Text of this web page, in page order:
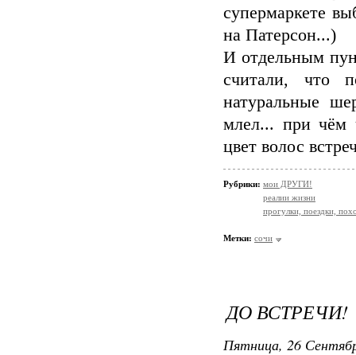
супермаркете
на Патерсон...)
И отдельным
считали, что
натуральные
млел... при чём
цвет волос
Рубрики: мои ДРУГИ!
реалии жизни
прогулки, поездки,
Метки: сочи
ДО ВСТРЕЧИ!
Пятница, 26